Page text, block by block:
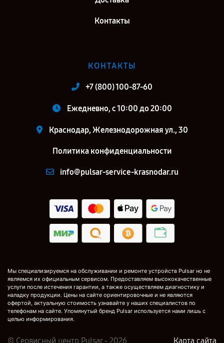
Контакты
КОНТАКТЫ
+7 (800) 100-87-60
Ежедневно, с 10:00 до 20:00
Краснодар, Железнодорожная ул., 30
Политика конфиденциальности
info@pulsar-service-krasnodar.ru
Мы специализируемся на обслуживании и ремонте устройств Pulsar но не
являемся их официальным сервисом. Предоставляем высококачественные
услуги после истечения гарантии, а также осуществляем диагностику и
наладку продукции. Цены на сайте ориентировочные и не являются
офертой, актуальную стоимость узнавайте у наших специалистов по
телефонам на сайте. Упомянутый бренд Pulsar используется нами лишь с
целью информирования.
© Сервисный центр Pulsar - 2026 Карта сайта